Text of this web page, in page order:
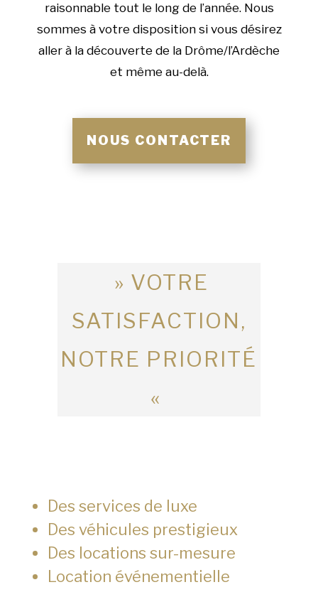
raisonnable tout le long de l’année. Nous
sommes à votre disposition si vous désirez
aller à la découverte de la Drôme/l’Ardèche
et même au-delà.
NOUS CONTACTER
» VOTRE
SATISFACTION,
NOTRE PRIORITÉ
«
Des services de luxe
Des véhicules prestigieux
Des locations sur-mesure
Location événementielle